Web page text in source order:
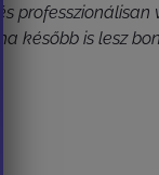
később is lesz